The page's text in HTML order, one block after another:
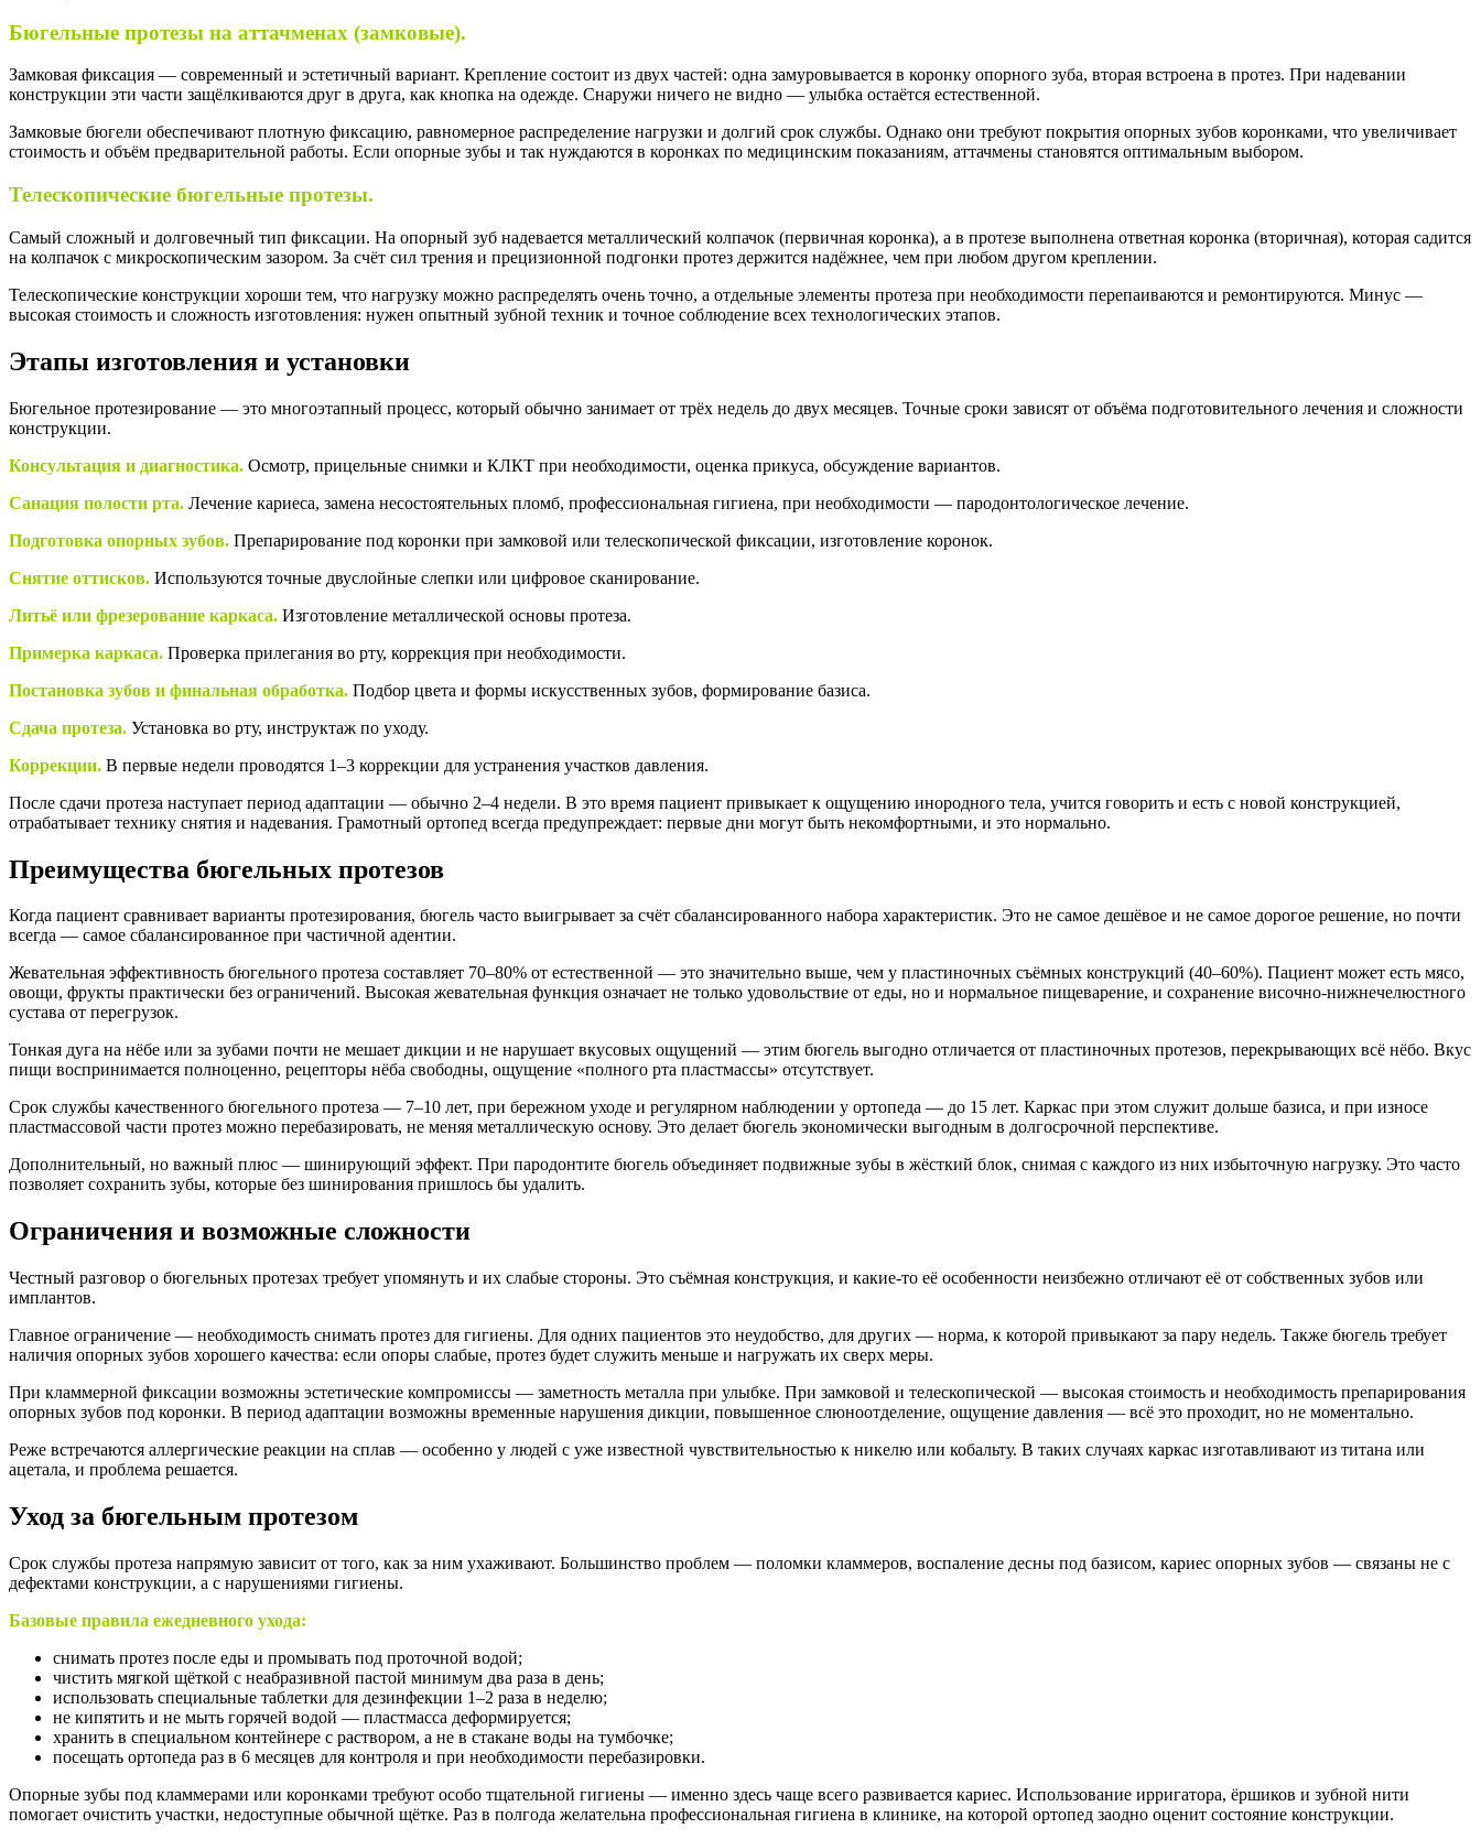
Бюгельные протезы на аттачменах (замковые).
Замковая фиксация — современный и эстетичный вариант. Крепление состоит из двух частей: одна замуровывается в коронку опорного зуба, вторая встроена в протез. При надевании
конструкции эти части защёлкиваются друг в друга, как кнопка на одежде. Снаружи ничего не видно — улыбка остаётся естественной.
Замковые бюгели обеспечивают плотную фиксацию, равномерное распределение нагрузки и долгий срок службы. Однако они требуют покрытия опорных зубов коронками, что увеличивает
стоимость и объём предварительной работы. Если опорные зубы и так нуждаются в коронках по медицинским показаниям, аттачмены становятся оптимальным выбором.
Телескопические бюгельные протезы.
Самый сложный и долговечный тип фиксации. На опорный зуб надевается металлический колпачок (первичная коронка), а в протезе выполнена ответная коронка (вторичная), которая садится
на колпачок с микроскопическим зазором. За счёт сил трения и прецизионной подгонки протез держится надёжнее, чем при любом другом креплении.
Телескопические конструкции хороши тем, что нагрузку можно распределять очень точно, а отдельные элементы протеза при необходимости перепаиваются и ремонтируются. Минус —
высокая стоимость и сложность изготовления: нужен опытный зубной техник и точное соблюдение всех технологических этапов.
Этапы изготовления и установки
Бюгельное протезирование — это многоэтапный процесс, который обычно занимает от трёх недель до двух месяцев. Точные сроки зависят от объёма подготовительного лечения и сложности
конструкции.
Консультация и диагностика. Осмотр, прицельные снимки и КЛКТ при необходимости, оценка прикуса, обсуждение вариантов.
Санация полости рта. Лечение кариеса, замена несостоятельных пломб, профессиональная гигиена, при необходимости — пародонтологическое лечение.
Подготовка опорных зубов. Препарирование под коронки при замковой или телескопической фиксации, изготовление коронок.
Снятие оттисков. Используются точные двуслойные слепки или цифровое сканирование.
Литьё или фрезерование каркаса. Изготовление металлической основы протеза.
Примерка каркаса. Проверка прилегания во рту, коррекция при необходимости.
Постановка зубов и финальная обработка. Подбор цвета и формы искусственных зубов, формирование базиса.
Сдача протеза. Установка во рту, инструктаж по уходу.
Коррекции. В первые недели проводятся 1–3 коррекции для устранения участков давления.
После сдачи протеза наступает период адаптации — обычно 2–4 недели. В это время пациент привыкает к ощущению инородного тела, учится говорить и есть с новой конструкцией,
отрабатывает технику снятия и надевания. Грамотный ортопед всегда предупреждает: первые дни могут быть некомфортными, и это нормально.
Преимущества бюгельных протезов
Когда пациент сравнивает варианты протезирования, бюгель часто выигрывает за счёт сбалансированного набора характеристик. Это не самое дешёвое и не самое дорогое решение, но почти
всегда — самое сбалансированное при частичной адентии.
Жевательная эффективность бюгельного протеза составляет 70–80% от естественной — это значительно выше, чем у пластиночных съёмных конструкций (40–60%). Пациент может есть мясо,
овощи, фрукты практически без ограничений. Высокая жевательная функция означает не только удовольствие от еды, но и нормальное пищеварение, и сохранение височно-нижнечелюстного
сустава от перегрузок.
Тонкая дуга на нёбе или за зубами почти не мешает дикции и не нарушает вкусовых ощущений — этим бюгель выгодно отличается от пластиночных протезов, перекрывающих всё нёбо. Вкус
пищи воспринимается полноценно, рецепторы нёба свободны, ощущение «полного рта пластмассы» отсутствует.
Срок службы качественного бюгельного протеза — 7–10 лет, при бережном уходе и регулярном наблюдении у ортопеда — до 15 лет. Каркас при этом служит дольше базиса, и при износе
пластмассовой части протез можно перебазировать, не меняя металлическую основу. Это делает бюгель экономически выгодным в долгосрочной перспективе.
Дополнительный, но важный плюс — шинирующий эффект. При пародонтите бюгель объединяет подвижные зубы в жёсткий блок, снимая с каждого из них избыточную нагрузку. Это часто
позволяет сохранить зубы, которые без шинирования пришлось бы удалить.
Ограничения и возможные сложности
Честный разговор о бюгельных протезах требует упомянуть и их слабые стороны. Это съёмная конструкция, и какие-то её особенности неизбежно отличают её от собственных зубов или
имплантов.
Главное ограничение — необходимость снимать протез для гигиены. Для одних пациентов это неудобство, для других — норма, к которой привыкают за пару недель. Также бюгель требует
наличия опорных зубов хорошего качества: если опоры слабые, протез будет служить меньше и нагружать их сверх меры.
При кламмерной фиксации возможны эстетические компромиссы — заметность металла при улыбке. При замковой и телескопической — высокая стоимость и необходимость препарирования
опорных зубов под коронки. В период адаптации возможны временные нарушения дикции, повышенное слюноотделение, ощущение давления — всё это проходит, но не моментально.
Реже встречаются аллергические реакции на сплав — особенно у людей с уже известной чувствительностью к никелю или кобальту. В таких случаях каркас изготавливают из титана или
ацетала, и проблема решается.
Уход за бюгельным протезом
Срок службы протеза напрямую зависит от того, как за ним ухаживают. Большинство проблем — поломки кламмеров, воспаление десны под базисом, кариес опорных зубов — связаны не с
дефектами конструкции, а с нарушениями гигиены.
Базовые правила ежедневного ухода:
снимать протез после еды и промывать под проточной водой;
чистить мягкой щёткой с неабразивной пастой минимум два раза в день;
использовать специальные таблетки для дезинфекции 1–2 раза в неделю;
не кипятить и не мыть горячей водой — пластмасса деформируется;
хранить в специальном контейнере с раствором, а не в стакане воды на тумбочке;
посещать ортопеда раз в 6 месяцев для контроля и при необходимости перебазировки.
Опорные зубы под кламмерами или коронками требуют особо тщательной гигиены — именно здесь чаще всего развивается кариес. Использование ирригатора, ёршиков и зубной нити
помогает очистить участки, недоступные обычной щётке. Раз в полгода желательна профессиональная гигиена в клинике, на которой ортопед заодно оценит состояние конструкции.